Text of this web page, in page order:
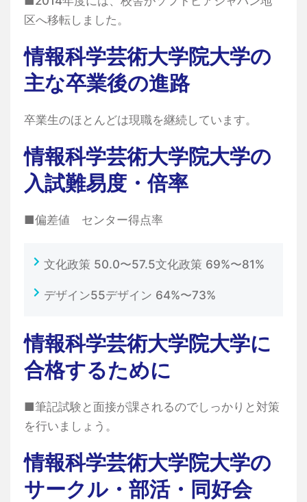
区へ移転しました。
情報科学芸術大学院大学の
主な卒業後の進路
卒業生のほとんどは現職を継続しています。
情報科学芸術大学院大学の
入試難易度・倍率
■偏差値 センター得点率
文化政策 50.0〜57.5文化政策 69%〜81%
デザイン55デザイン 64%〜73%
情報科学芸術大学院大学に
合格するために
■筆記試験と面接が課されるのでしっかりと対策
を行いましょう。
情報科学芸術大学院大学の
サークル・部活・同好会